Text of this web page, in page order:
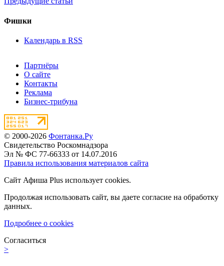
Фишки
Календарь в RSS
Партнёры
О сайте
Контакты
Реклама
Бизнес-трибуна
© 2000-2026 Фонтанка.Ру
Свидетельство Роскомнадзора
Эл № ФС 77-66333 от 14.07.2016
Правила использования материалов сайта
Сайт Афиша Plus использует cookies.
Продолжая использовать сайт, вы даете согласие на обработку
данных.
Подробнее о cookies
Согласиться
>